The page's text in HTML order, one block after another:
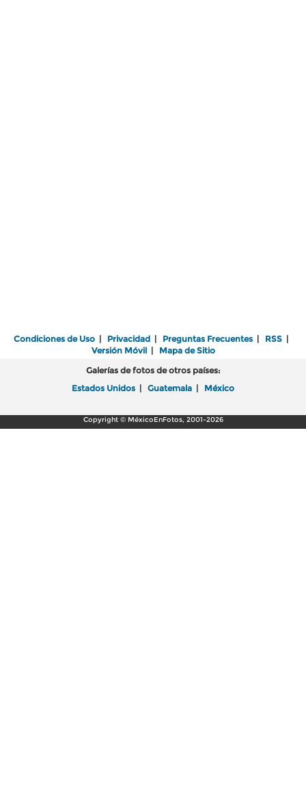
Condiciones de Uso | Privacidad | Preguntas Frecuentes | RSS |
Versión Móvil| Mapa de Sitio
Galerías de fotos de otros países:
Estados Unidos | Guatemala | México
Copyright © MéxicoEnFotos, 2001-2026